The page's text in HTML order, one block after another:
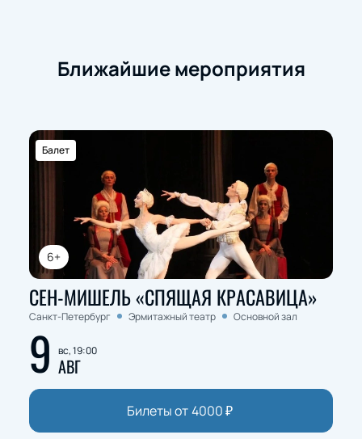
Ближайшие мероприятия
6+
Балет
СЕН-МИШЕЛЬ «СПЯЩАЯ КРАСАВИЦА»
Санкт-Петербург Эрмитажный театр Основной зал
9 вс, 19:00
АВГ
Билеты от 4000₽